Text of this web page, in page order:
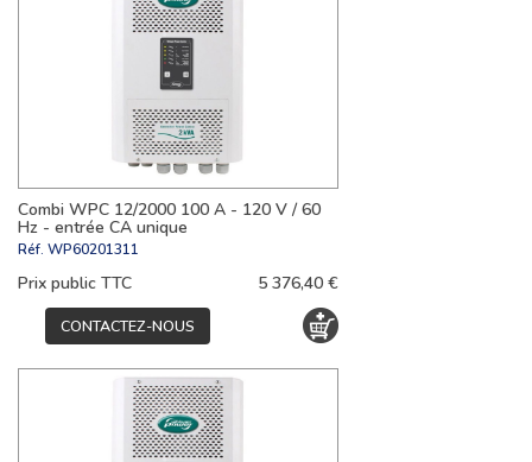
Combi WPC 12/2000 100 A - 120 V / 60
Hz - entrée CA unique
Réf. WP60201311
Prix public TTC 5 376,40 €
CONTACTEZ-NOUS